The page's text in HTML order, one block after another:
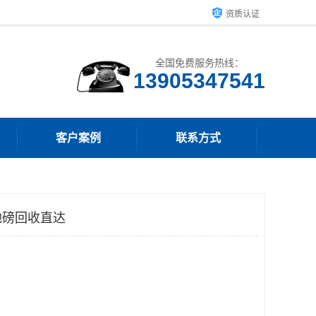
资质认证
全国免费服务热线：
13905347541
客户案例 联系方式
回收直达